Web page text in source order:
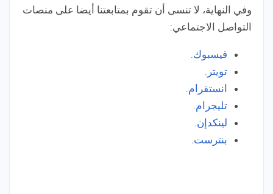
وفي النهاية، لا تنسى أن تقوم بمتابعتنا أيضا على منصات
التواصل الاجتماعي:
فيسبوك.
تويتر .
انستقرام.
تليجرام.
لينكدإن.
بنترست.